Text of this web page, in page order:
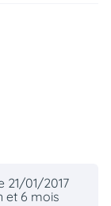
21/01/2017
et 6 mois